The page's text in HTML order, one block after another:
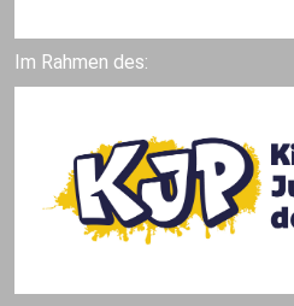
Im Rahmen des: